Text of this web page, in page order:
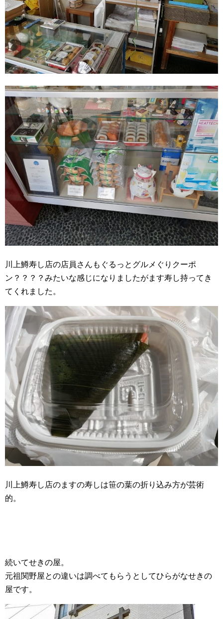
川上鱒寿し店の店員さんもぐるっとグルメぐりクーポ
ン？？？？みたいな感じになりましたがます寿し持ってき
てくれました。
川上鱒寿し店のますの寿しは笹の葉の折り込み方が芸術
的。
続いてせきの屋。
元祖関野屋との違いは調べてもらうとしてひらがなせきの
屋です。